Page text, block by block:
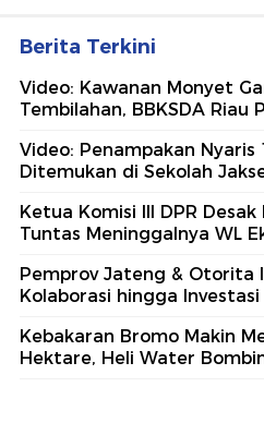
Berita Terkini
Video: Kawanan Monyet
Tembilahan, BBKSDA Riau
Video: Penampakan Nyaris
Ditemukan di Sekolah
Ketua Komisi III DPR
Tuntas Meninggalnya WL
Pemprov Jateng & Otorita
Kolaborasi hingga Investasi
Kebakaran Bromo Makin
Hektare, Heli Water